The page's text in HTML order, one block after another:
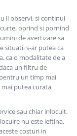
il observi, si continui
oprind si pornind
de avertizare sa
situatii s-ar putea ca
ca o modalitate de a
un filtru de
un timp mai
mai putea curata
sau chiar inlocuit.
nu este ieftina,
costuri in